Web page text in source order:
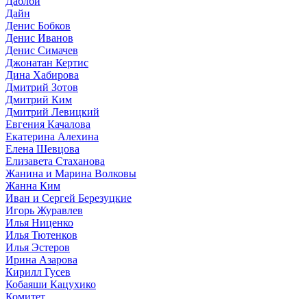
Дайн
Денис Бобков
Денис Иванов
Денис Симачев
Джонатан Кертис
Дина Хабирова
Дмитрий Зотов
Дмитрий Ким
Дмитрий Левицкий
Евгения Качалова
Екатерина Алехина
Елена Шевцова
Елизавета Стаханова
Жанина и Марина Волковы
Жанна Ким
Иван и Сергей Березуцкие
Игорь Журавлев
Илья Ниценко
Илья Тютенков
Илья Эстеров
Ирина Азарова
Кирилл Гусев
Кобаяши Кацухико
Комитет